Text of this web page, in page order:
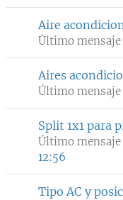
Aire
Último
Aires
Último
Split 1x1 para
Último
12:56
Tipo AC y